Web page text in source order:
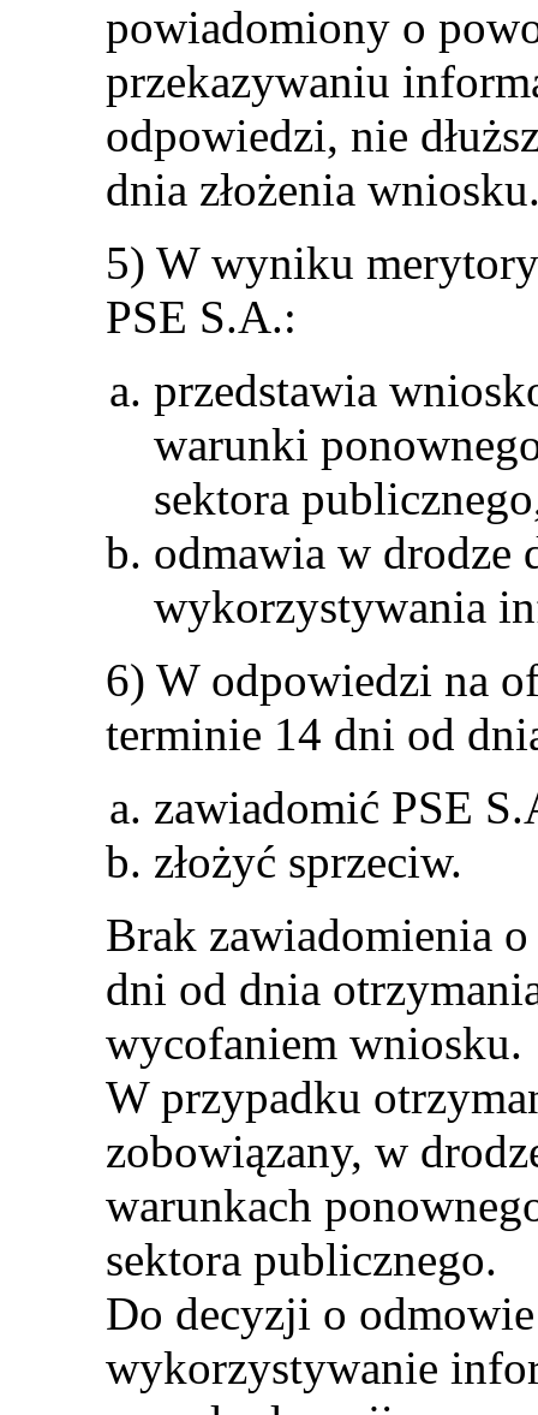
powiadomiony o
przekazywaniu
odpowiedzi, nie
dnia złożenia
5) W wyniku
PSE S.A.:
przedstawia
warunki
sektora
odmawia w drodze
wykorzystywania
6) W odpowiedzi na
terminie 14 dni od
zawiadomić PSE
złożyć sprzeciw.
Brak zawiadomienia
dni od dnia
wycofaniem wniosku.
W przypadku
zobowiązany, w
warunkach
sektora publicznego.
Do decyzji o
wykorzystywanie